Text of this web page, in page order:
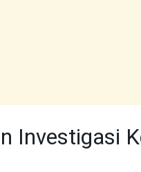
Investigasi